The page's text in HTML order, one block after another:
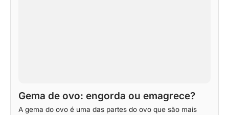
Gema de ovo: engorda ou emagrece?
A gema do ovo é uma das partes do ovo que são mais